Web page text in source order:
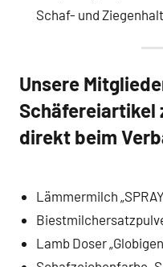
Schaf- und
Unsere
Schäfereiartikel
direkt beim
Lämmermilch
Lamb Doser